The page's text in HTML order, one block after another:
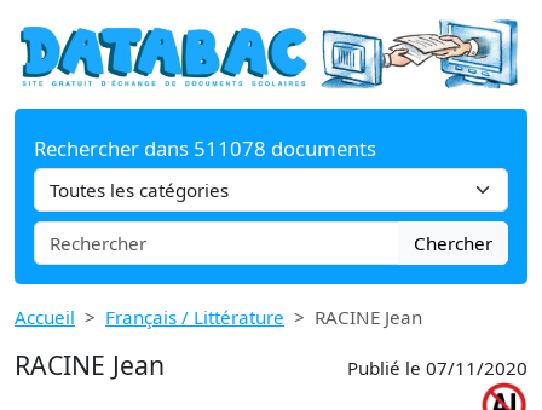
Rechercher dans 511078 documents
Chercher
Accueil Français / Littérature RACINE Jean
RACINE Jean Publié le 07/11/2020